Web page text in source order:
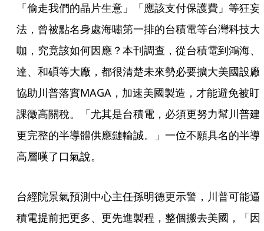
「偷走我們的晶片生意」「應該支付保護費」等狂妄
法，曾被點名身處海嘯第一排的台積電等台灣科技大
咖，究竟該如何因應？本刊調查，從台積電到鴻海、
達、和碩等大廠，都很清楚未來勢必要擴大美國設廠
協助川普落實MAGA，加速美國製造，才能避免被盯
課徵高關稅。「尤其是台積電，必須更努力幫川普建
更完整的半導體供應鏈輸誠。」一位不願具名的半導
高層嘆了口氣說。
台經院景氣預測中心主任孫明德更示警，川普可能逼
積電提前把更多、更先進製程，整個搬去美國，「因